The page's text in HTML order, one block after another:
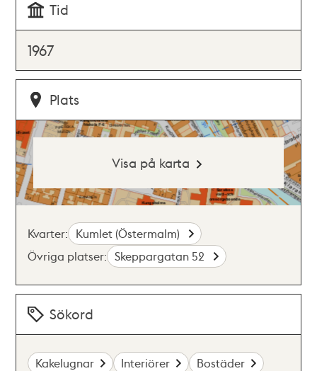
Tid
1967
Plats
Visa på karta
Kvarter: Kumlet (Östermalm)
Övriga platser: Skeppargatan 52
Sökord
Kakelugnar Interiörer Bostäder